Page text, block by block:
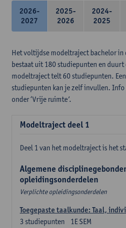
2026-
2027
2025-
2026
2024-
2025
Het voltijdse modeltraject bachelor in
bestaat uit 180 studiepunten en duurt
modeltraject telt 60 studiepunten.
studiepunten kan je zelf invullen.
onder ‘Vrije ruimte’.
Modeltraject deel 1
Deel 1 van het modeltraject is het
Algemene
opleidingsonderdelen
Verplichte opleidingsonderdelen
Toegepaste taalkunde: Taal,
1E SEM
3 studiepunten